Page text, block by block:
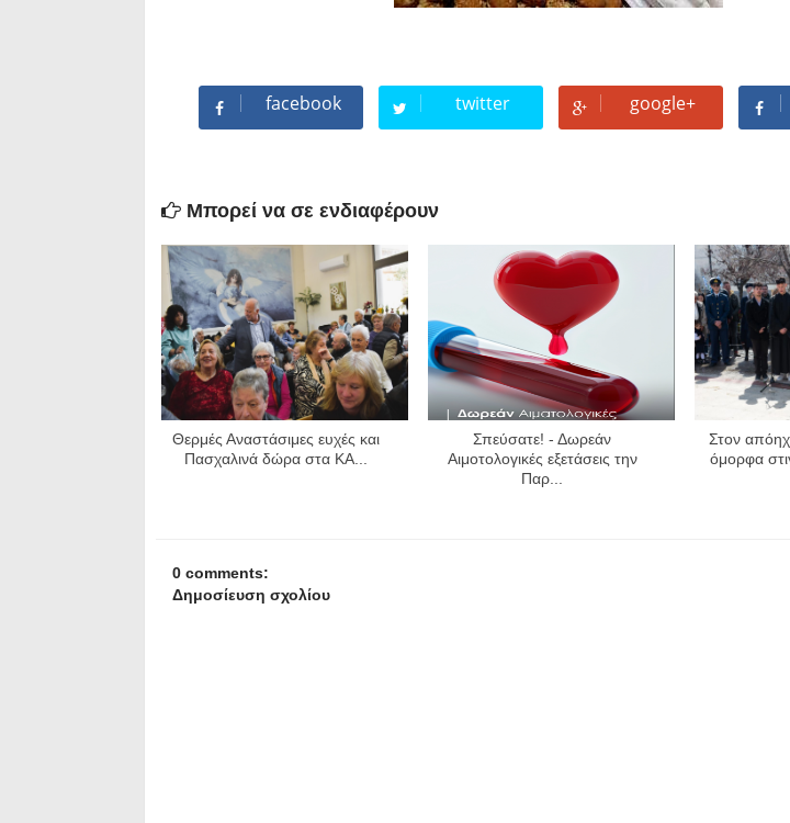
facebook twitter google+
Μπορεί να σε ενδιαφέρουν
Θερμές Αναστάσιμες ευχές και
Πασχαλινά δώρα στα ΚΑ...
Σπεύσατε! - Δωρεάν
Αιμοτολογικές εξετάσεις την
Παρ...
Στον
όμορφα
0 comments:
Δημοσίευση σχολίου